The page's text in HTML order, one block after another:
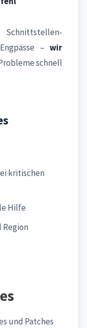
– wir
schnell
kritischen
Hilfe
und Patches